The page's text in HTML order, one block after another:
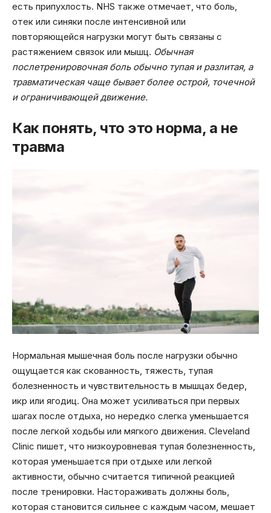
есть припухлость. NHS также отмечает, что боль,
отек или синяки после интенсивной или
повторяющейся нагрузки могут быть связаны с
растяжением связок или мышц. Обычная
послетренировочная боль обычно тупая и разлитая, а
травматическая чаще бывает более острой, точечной
и ограничивающей движение.
Как понять, что это норма, а не
травма
Нормальная мышечная боль после нагрузки обычно
ощущается как скованность, тяжесть, тупая
болезненность и чувствительность в мышцах бедер,
икр или ягодиц. Она может усиливаться при первых
шагах после отдыха, но нередко слегка уменьшается
после легкой ходьбы или мягкого движения. Cleveland
Clinic пишет, что низкоуровневая тупая болезненность,
которая уменьшается при отдыхе или легкой
активности, обычно считается типичной реакцией
после тренировки. Настораживать должны боль,
которая становится сильнее с каждым часом, мешает